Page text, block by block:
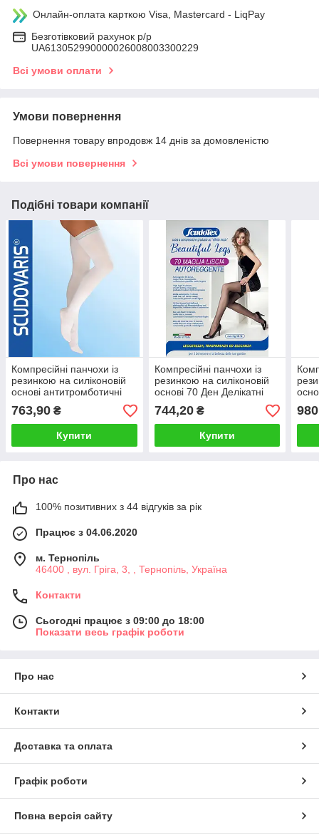
Онлайн-оплата карткою Visa, Mastercard - LiqPay
Безготівковий рахунок р/р
UA613052990000026008003300229
Всі умови оплати
Умови повернення
Повернення товару впродовж 14 днів за домовленістю
Всі умови повернення
Подібні товари компанії
Компресійні панчохи із
резинкою на силіконовій
основі антитромботичні
середні
763,90 ₴
Купити
Компресійні панчохи із
резинкою на силіконовій
основі 70 Ден Делікатні
744,20₴
Купити
Про нас
100% позитивних з 44 відгуків за рік
Працює з 04.06.2020
м. Тернопіль
46400 , вул. Гріга, 3, , Тернопіль, Україна
Контакти
Сьогодні працює з 09:00 до 18:00
Показати весь графік роботи
Про нас
Контакти
Доставка та оплата
Графік роботи
Повна версія сайту